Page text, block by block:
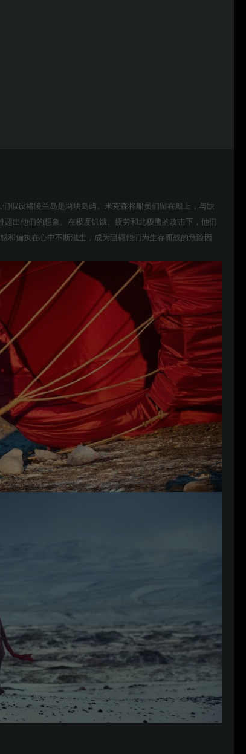
假设格陵兰岛是两块岛屿。米克森将船员们留在船上，与缺
出他们的想象。在极度饥饿、疲劳和北极熊的攻击下，他们
和偏执在心中不断滋生，成为阻碍他们为生存而战的危险因